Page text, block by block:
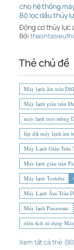
cho hệ thống
Bộ lọc dầu thủy
Động cơ thủy lực
Bởi thaontasieuthi
Thẻ chủ đề
Máy lạnh âm trần
Máy lạnh giấu trần
máy lạnh treo tường
lắp đặt máy lạnh âm
Máy Lạnh Giấu Trần
Máy lạnh giấu trần
Máy lạnh Toshiba
Máy Lạnh Âm Trần
Máy lạnh Panasonic
diện tích sử dụng
Xem tất cả thẻ